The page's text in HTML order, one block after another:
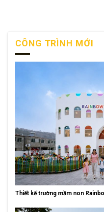
CÔNG TRÌNH MỚI
Thiết kế trường mầm non